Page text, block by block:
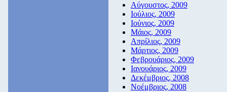
Αύγουστος, 2009
Ιούλιος, 2009
Ιούνιος, 2009
Μάιος, 2009
Απρίλιος, 2009
Μάρτιος, 2009
Φεβρουάριος, 2009
Ιανουάριος, 2009
Δεκέμβριος, 2008
Νοέμβριος, 2008